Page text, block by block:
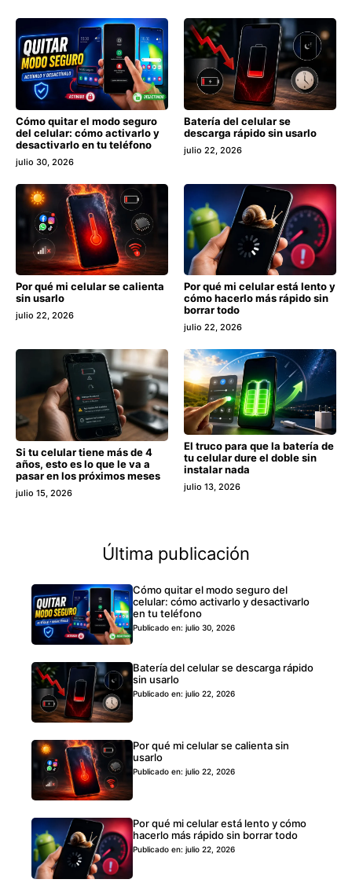
Cómo quitar el modo seguro
del celular: cómo activarlo y
desactivarlo en tu teléfono
julio 30, 2026
Batería del celular se
descarga rápido sin usarlo
julio 22, 2026
Por qué mi celular se calienta
sin usarlo
julio 22, 2026
Por qué mi celular está lento y
cómo hacerlo más rápido sin
borrar todo
julio 22, 2026
Si tu celular tiene más de 4
años, esto es lo que le va a
pasar en los próximos meses
julio 15, 2026
El truco para que la batería de
tu celular dure el doble sin
instalar nada
julio 13, 2026
Última publicación
Cómo quitar el modo seguro del
celular: cómo activarlo y desactivarlo
en tu teléfono
Publicado en: julio 30, 2026
Batería del celular se descarga rápido
sin usarlo
Publicado en: julio 22, 2026
Por qué mi celular se calienta sin
usarlo
Publicado en: julio 22, 2026
Por qué mi celular está lento y cómo
hacerlo más rápido sin borrar todo
Publicado en: julio 22, 2026